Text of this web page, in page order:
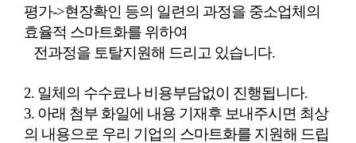
평가->현장확인 등의 일련의 과정을 중소업체의
효율적 스마트화를 위하여
전과정을 토탈지원해 드리고 있습니다.
2. 일체의 수수료나 비용부담없이 진행됩니다.
3. 아래 첨부 화일에 내용 기재후 보내주시면 최상
의 내용으로 우리 기업의 스마트화를 지원해 드립